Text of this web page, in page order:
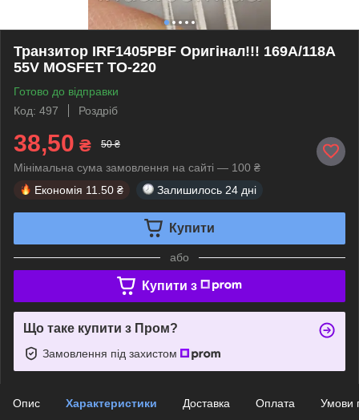
Транзитор IRF1405PBF Оригінал!!! 169A/118A
55V MOSFET TO-220
Готово до відправки
Код: 497
Роздріб
38,50 ₴ 50 ₴
Мінімальна сума замовлення на сайті — 100 ₴
Економія 11.50 ₴ Залишилось 24 дні
Купити
або
Купити з
Що таке купити з Пром?
Замовлення під захистом
Опис Характеристики Доставка Оплата Умови